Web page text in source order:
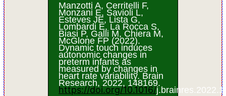
Manzotti A, Cerritelli F,
Monzani E, Savioli L,
Esteves JE, Lista G,
Lombardi E, La Rocca S,
Biasi P, Galli M, Chiera M,
McGlone FP (2022).
Dynamic touch induces
autonomic changes in
preterm infants as
measured by changes in
heart rate variability. Brain
Research, 2022, 148169.
https://doi.org/10.1016/